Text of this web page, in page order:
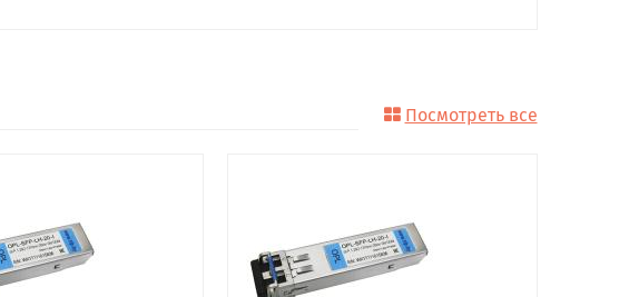
Посмотреть все